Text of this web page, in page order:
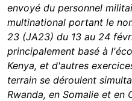
envoyé du personnel
multinational portant le
23 (JA23) du 13 au 24
principalement basé à
Kenya, et d'autres
terrain se déroulent
Rwanda, en Somalie et en